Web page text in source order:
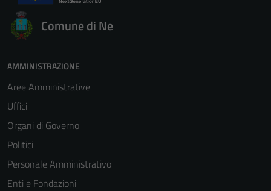
Comune di Ne
AMMINISTRAZIONE
Aree Amministrative
Uffici
Organi di Governo
Politici
Personale Amministrativo
Enti e Fondazioni